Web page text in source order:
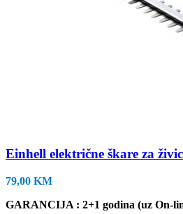
Einhell električne škare za
79,00 KM
GARANCIJA : 2+1 godina (uz On-